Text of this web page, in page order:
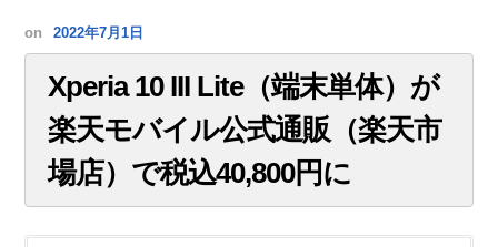
on 2022年7月1日
Xperia 10 III Lite（端末単体）が
楽天モバイル公式通販（楽天市
場店）で税込40,800円に